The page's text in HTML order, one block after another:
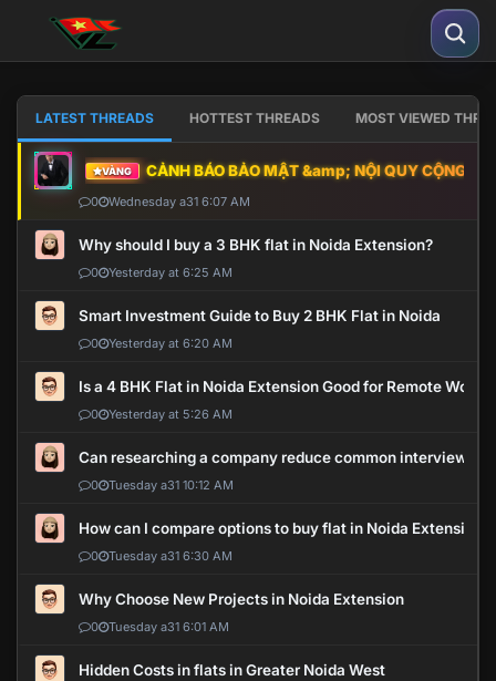
LATEST THREADS HOTTEST THREADS MOST VIEWED
VÀNG CẢNH BÁO BẢO MẬT &amp; NỘI QUY CỘNG
0 Wednesday a31 6:07 AM
Why should I buy a 3 BHK flat in Noida Extension?
0 Yesterday at 6:25 AM
Smart Investment Guide to Buy 2 BHK Flat in Noida
0 Yesterday at 6:20 AM
Is a 4 BHK Flat in Noida Extension Good for Remote Work?
0 Yesterday at 5:26 AM
Can researching a company reduce common interview
0 Tuesday a31 10:12 AM
How can I compare options to buy flat in Noida Extension?
0 Tuesday a31 6:30 AM
Why Choose New Projects in Noida Extension
0 Tuesday a31 6:01 AM
Hidden Costs in flats in Greater Noida West